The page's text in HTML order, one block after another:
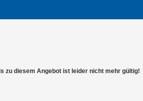
zu diesem Angebot ist leider nicht mehr gültig!